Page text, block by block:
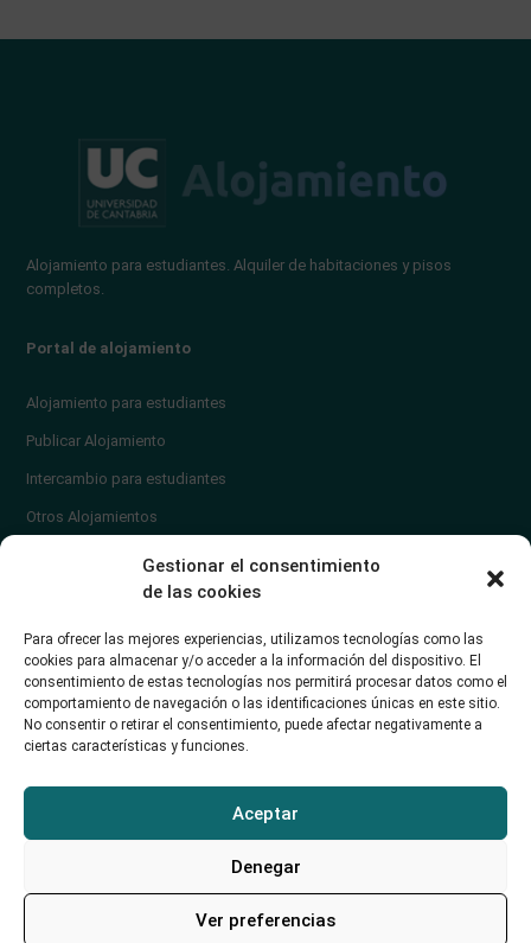
Gestionar el consentimiento
de las cookies
Para ofrecer las mejores experiencias, utilizamos tecnologías como las
cookies para almacenar y/o acceder a la información del dispositivo. El
consentimiento de estas tecnologías nos permitirá procesar datos como el
comportamiento de navegación o las identificaciones únicas en este sitio.
No consentir o retirar el consentimiento, puede afectar negativamente a
ciertas características y funciones.
Aceptar
Denegar
Ver preferencias
Alojamiento para estudiantes. Alquiler de habitaciones y pisos
completos.
Portal de alojamiento
Alojamiento para estudiantes
Publicar Alojamiento
Intercambio para estudiantes
Otros Alojamientos
¿Cómo publicar un anuncio?
Contacto
soporte@alojamientounican.es
Alojamiento Universidad de Cantabria Copyright © 2023​